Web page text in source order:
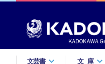
文芸書 文庫